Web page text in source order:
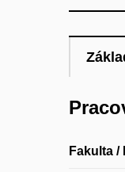
Fakulta /